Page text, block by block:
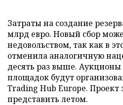
Затраты на создание
млрд евро. Новый сбор
недовольством, так как в
отменила аналогичную
десять раз выше.
площадок будут
Trading Hub Europe. Проект
представить летом.